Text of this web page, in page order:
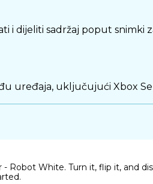
dijeliti sadržaj poput snimki
uključujući Xbox
za sve vrste igrača. S
Robot White. Turn it, flip it, and